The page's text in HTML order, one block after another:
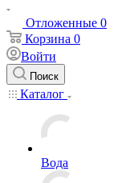
Отложенные 0
Корзина 0
Войти
Поиск
Каталог
Вода